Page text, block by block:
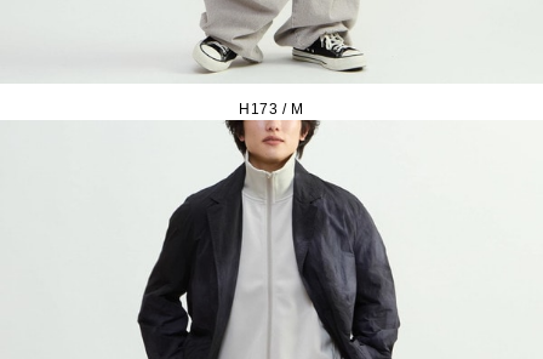
H173 / M